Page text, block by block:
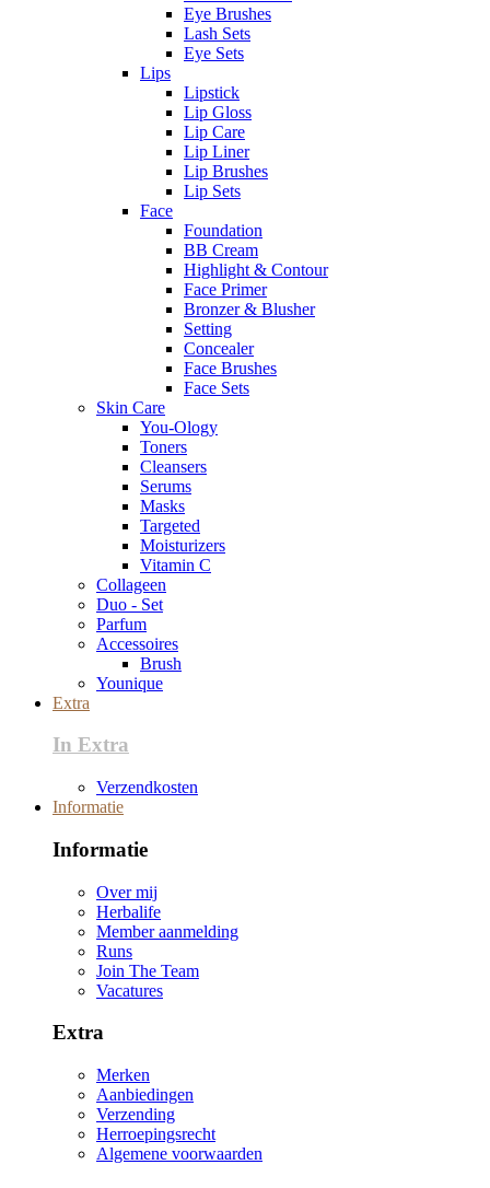
Eye Brushes
Lash Sets
Eye Sets
Lips
Lipstick
Lip Gloss
Lip Care
Lip Liner
Lip Brushes
Lip Sets
Face
Foundation
BB Cream
Highlight & Contour
Face Primer
Bronzer & Blusher
Setting
Concealer
Face Brushes
Face Sets
Skin Care
You-Ology
Toners
Cleansers
Serums
Masks
Targeted
Moisturizers
Vitamin C
Collageen
Duo - Set
Parfum
Accessoires
Brush
Younique
Extra
In Extra
Verzendkosten
Informatie
Informatie
Over mij
Herbalife
Member aanmelding
Runs
Join The Team
Vacatures
Extra
Merken
Aanbiedingen
Verzending
Herroepingsrecht
Algemene voorwaarden